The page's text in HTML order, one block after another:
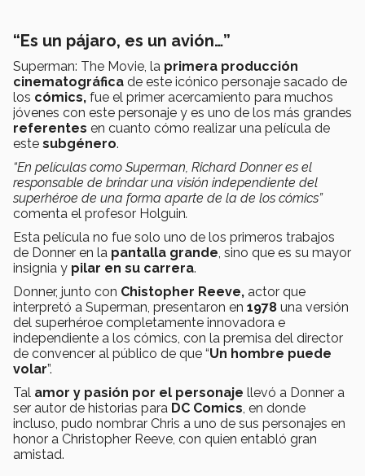
“Es un pájaro, es un avión…”
Superman: The Movie, la primera producción
cinematográfica de este icónico personaje sacado de
los cómics, fue el primer acercamiento para muchos
jóvenes con este personaje y es uno de los más grandes
referentes en cuanto cómo realizar una película de
este subgénero.
“En películas como Superman, Richard Donner es el
responsable de brindar una visión independiente del
superhéroe de una forma aparte de la de los cómics”
comenta el profesor Holguin.
Esta película no fue solo uno de los primeros trabajos
de Donner en la pantalla grande, sino que es su mayor
insignia y pilar en su carrera.
Donner, junto con Chistopher Reeve, actor que
interpretó a Superman, presentaron en 1978 una versión
del superhéroe completamente innovadora e
independiente a los cómics, con la premisa del director
de convencer al público de que “Un hombre puede
volar”.
Tal amor y pasión por el personaje llevó a Donner a
ser autor de historias para DC Comics, en donde
incluso, pudo nombrar Chris a uno de sus personajes en
honor a Christopher Reeve, con quien entabló gran
amistad.